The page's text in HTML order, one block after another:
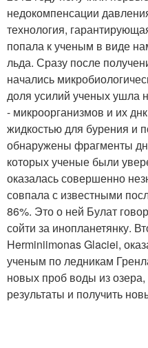
недокомпенсации
технология,
попала к ученым в виде
льда. Сразу после
начались
доля усилий ученых ушла
- микроорганизмов и их
жидкостью для бурения и
обнаружены фрагменты
которых ученые были
оказалась совершенно
совпала с известными
86%. Это о ней Булат
сойти за инопланетянку.
Herminiimonas Glaciei,
ученым по ледникам
новых проб воды из
результаты и получить